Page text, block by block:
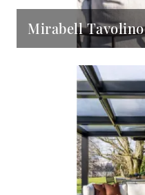
Mirabell Tavolino